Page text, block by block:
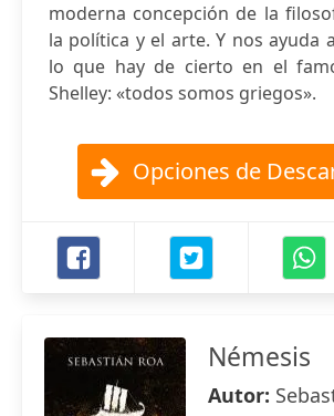
moderna concepción de la
la política y el arte. Y nos ayuda
lo que hay de cierto en el
Shelley: «todos somos griegos».
Opciones de
Némesis
Autor: